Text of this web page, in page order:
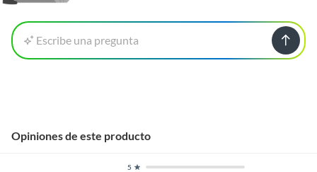
Escribe una pregunta
Opiniones de este producto
5